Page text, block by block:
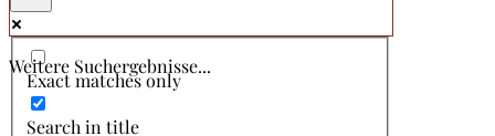
Weitere Suchergebnisse...
Exact matches only
Search in title